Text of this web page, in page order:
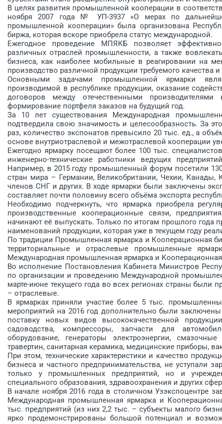
В целях развития промышленной кооперации в
ноября 2007 года № УП-3937 «О мерах по
промышленной кооперации» была организована
биржа, которая вскоре приобрела статус международной.
Ежегодное проведение МПЯКБ позволяет
различных отраслей промышленности, а также
бизнеса, как наиболее мобильные в реагировании на
производство различной продукции требуемого качества
Основными задачами промышленной ярмарки
производимой в республике продукции, оказание
договоров между отечественными производителями
формирование портфеля заказов на будущий год.
За 10 лет существования Международная
подтвердила свою значимость и целесообразность. За
раз, количество экспонатов превысило 20 тыс. ед., а
основе внутриотраслевой и межотраслевой кооперации
Ежегодно ярмарку посещают более 100 тыс.
инженерно-технические работники ведущих
Например, в 2015 году промышленный форум посетили
стран мира – Германии, Великобритании, Чехии, Канады,
членов СНГ и других. В ходе ярмарки были заключены
составляет почти половину всего объёма экспорта
Необходимо подчеркнуть, что ярмарка приобрела
производственные кооперационные связи,
начинают её выпускать. Только по итогам прошлого
наименований продукции, которая уже в текущем году
По традиции Промышленная ярмарка и Кооперационная
территориальные и отраслевые промышленные
Международная промышленная ярмарка и
Во исполнение Постановления Кабинета Министров
по организации и проведению Международной
марте-июне текущего года во всех регионах страны были
– отраслевые.
В ярмарках приняли участие более 5 тыс.
мероприятий на 2016 год дополнительно были
поставку новых видов высококачественной
садоводства, компрессоры, запчасти для
оборудование, генераторы электроэнергии,
травертин, санитарная керамика, медицинские приборы,
При этом, технические характеристики и качество
бизнеса и частного предпринимательства, не уступали
только у промышленных предприятий, но и
специального образования, здравоохранения и других
В начале ноября 2016 года в столичном Узэкспо­центре
Международная промышленная ярмарка и
тыс. предприятий (из них 2,2 тыс. – субъекты малого
ярко продемонстрированы большой потенциал и